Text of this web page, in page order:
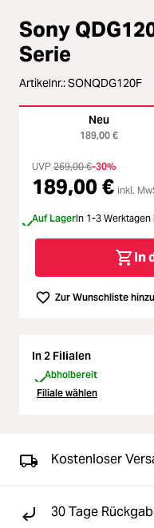
Licht &
Ferngläser
Second
SALE
Sony
Serie
Artikelnr.:SONQDG120F
Neu
189,00 €
UVP 269,00 €-30%
189,00 € inkl.
Auf LagerIn 1-3 Werktagen
In
Zur Wunschliste
In 2 Filialen
Abholbereit
Filiale wählen
Kostenloser
30 Tage